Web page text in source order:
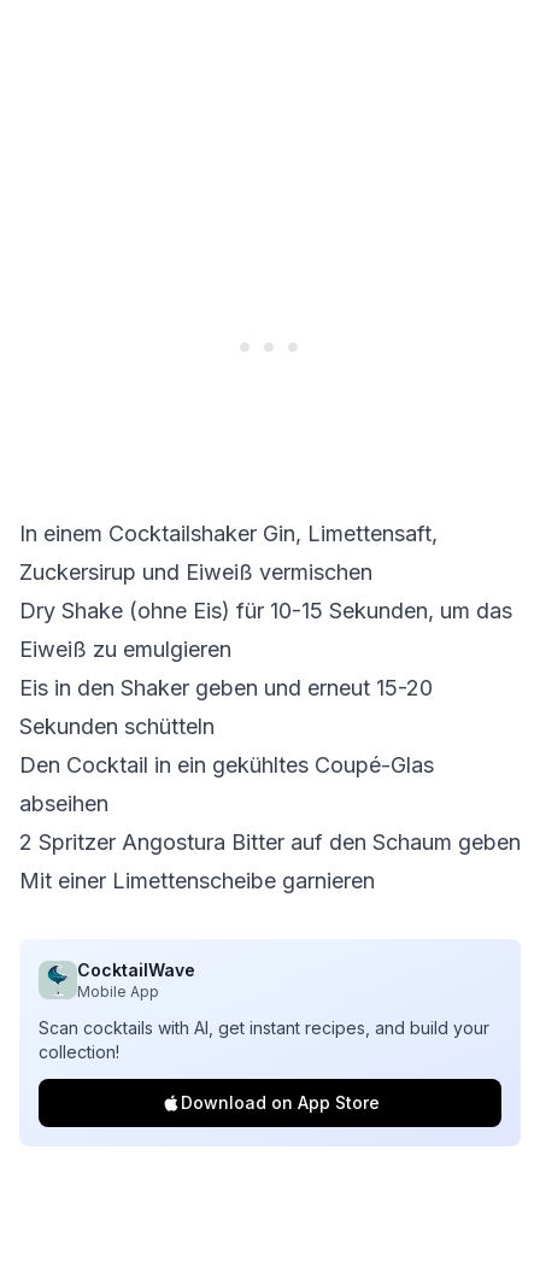
In einem Cocktailshaker Gin, Limettensaft,
Zuckersirup und Eiweiß vermischen
Dry Shake (ohne Eis) für 10-15 Sekunden, um das
Eiweiß zu emulgieren
Eis in den Shaker geben und erneut 15-20
Sekunden schütteln
Den Cocktail in ein gekühltes Coupé-Glas
abseihen
2 Spritzer Angostura Bitter auf den Schaum geben
Mit einer Limettenscheibe garnieren
CocktailWave
Mobile App
Scan cocktails with AI, get instant recipes, and build your
collection!
Download on App Store